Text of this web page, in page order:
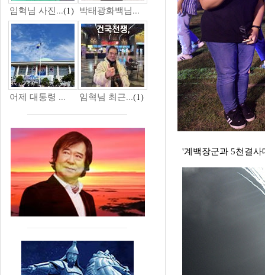
임혁님 사진...(1) 박태광화백님...
어제 대통령 ... 임혁님 최근...(1)
'계백장군과 5천결